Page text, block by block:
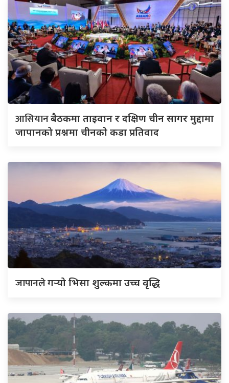
आसियानबैठकमा ताइवान र दक्षिण चीन सागर मुद्दामा
जापानको प्रश्नमा चीनको कडा प्रतिवाद
जापानलेगर्‍यो भिसा शुल्कमा उच्च वृद्धि